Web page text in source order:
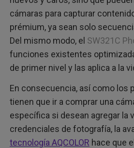
cámaras para capturar
prémium, ya sean solo
Del mismo modo, el SW321C
funciones existentes
de primer nivel y las aplica a la
En consecuencia, así como los
tienen que ir a comprar una
específica si desean agregar la
credenciales de fotografía, la
tecnología AQCOLOR hace que